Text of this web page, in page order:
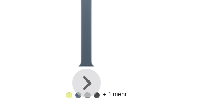
+ 1 mehr
Zurück
Weiter